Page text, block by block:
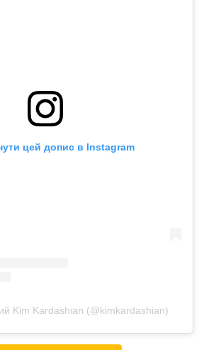
цей допис в Instagram
Kim Kardashian (@kimkardashian)